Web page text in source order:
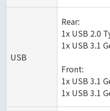
USB
Rear:
1x USB 2.0
1x USB 3.1
Front:
1x USB 3.1
1x USB 3.1